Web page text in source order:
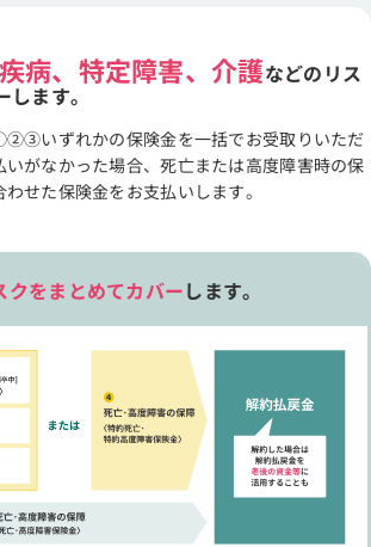
病、特定障害、介護などのリス
ます。
いずれかの保険金を一括でお受取りいただ
がなかった場合、死亡または高度障害時の保
せた保険金をお支払いします。
クをまとめてカバーします。